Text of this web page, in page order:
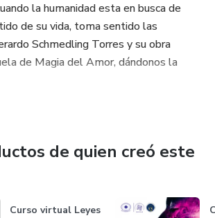
la humanidad esta en busca de
de su vida, toma sentido las
Schmedling Torres y su obra
de Magia del Amor, dándonos la
de quien creó este
Curso virtual Leyes